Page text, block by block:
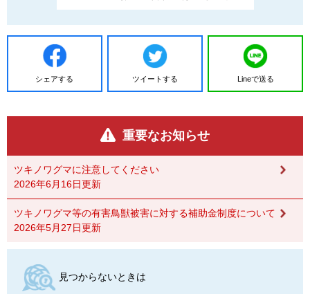
シェアする ツイートする Lineで送る
重要なお知らせ
ツキノワグマに注意してください
2026年6月16日更新
ツキノワグマ等の有害鳥獣被害に対する補助金制度について
2026年5月27日更新
見つからないときは